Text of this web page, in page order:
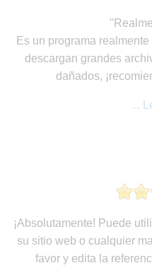
Es un programa
descargan grandes
dañados,
...
¡Absolutamente! Puede
su sitio web o cualquier
favor y edita la